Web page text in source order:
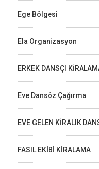
Ege Bölgesi
Ela Organizasyon
ERKEK DANSÇI
Eve Dansöz Çağırma
EVE GELEN KİRALIK
FASIL EKİBİ KİRALAMA